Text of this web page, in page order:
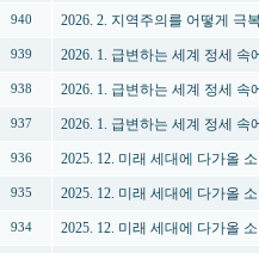
940 2026. 2. 지역주의를 어떻게 극
939 2026. 1. 급변하는 세계 정세
938 2026. 1. 급변하는 세계 정세
937 2026. 1. 급변하는 세계 정세
936 2025. 12. 미래 세대에 다가올
935 2025. 12. 미래 세대에 다가올
934 2025. 12. 미래 세대에 다가올